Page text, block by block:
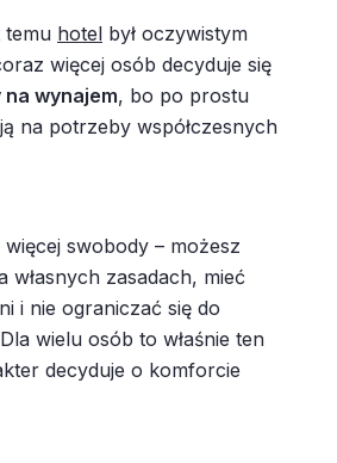
temu hotel był oczywistym
więcej osób decyduje się
wynajem, bo po prostu
na potrzeby współczesnych
swobody – możesz
własnych zasadach, mieć
i nie ograniczać się do
wielu osób to właśnie ten
decyduje o komforcie